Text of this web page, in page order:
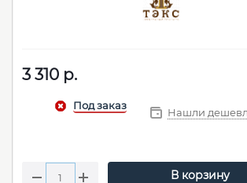
3 310 р.
Нашли
В корзину